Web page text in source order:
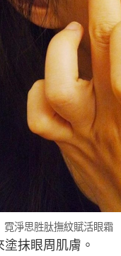
霓淨思胜肽撫紋賦活眼霜
抹眼周肌膚。